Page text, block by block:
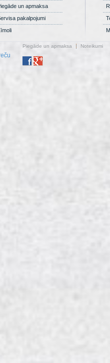
un apmaksa
pakalpojumi
Piegāde un apmaksa Noteikumi